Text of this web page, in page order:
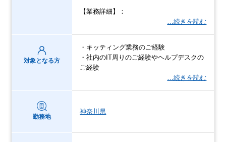
【業務詳細】：
…続きを読む
対象となる方
・キッティング業務のご経験
・社内のIT周りのご経験やヘルプデスクの
ご経験
…続きを読む
勤務地
神奈川県